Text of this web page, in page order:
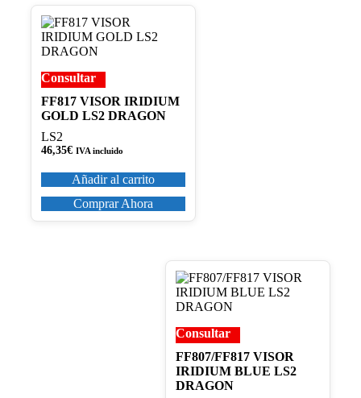
Consultar
FF817 VISOR IRIDIUM
GOLD LS2 DRAGON
LS2
46,35€ IVA incluido
Añadir al carrito
Comprar Ahora
Consultar
FF807/FF817 VISOR
IRIDIUM BLUE LS2
DRAGON